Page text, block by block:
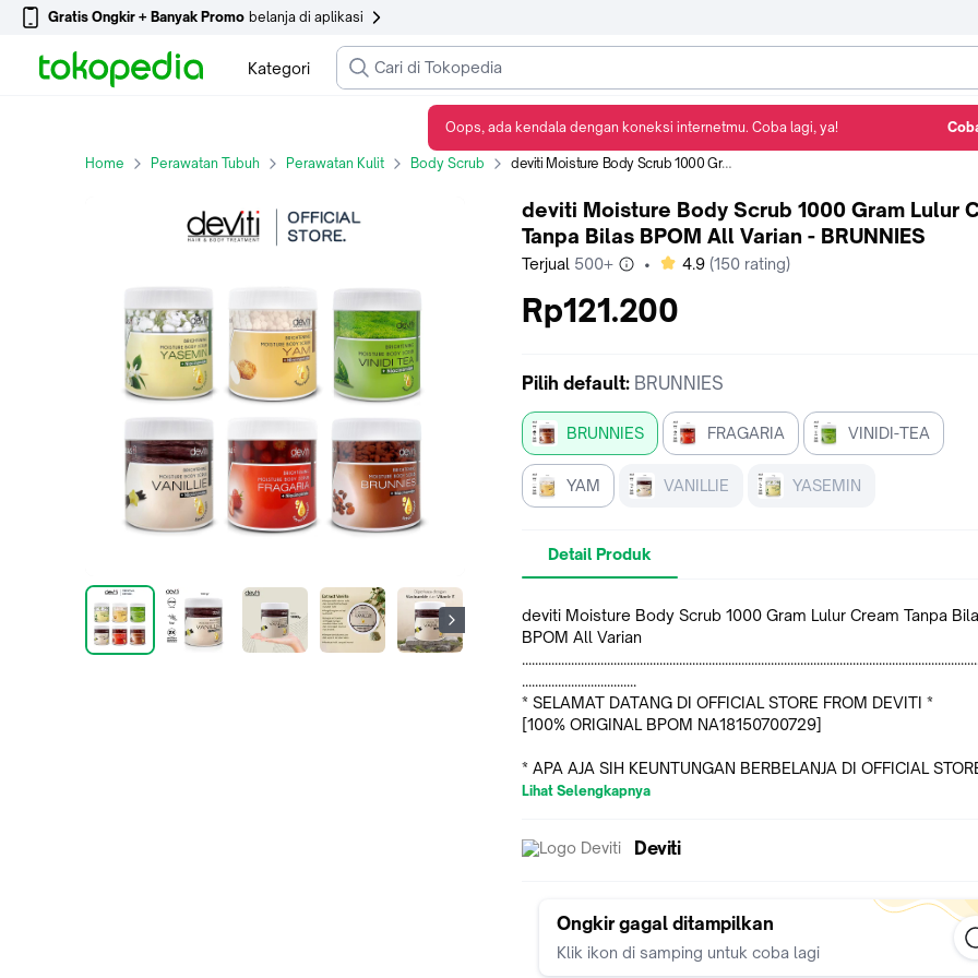
Gratis Ongkir + Banyak Promo belanja di aplikasi
Kategori
Home Perawatan Tubuh Perawatan Kulit Body Scrub deviti Moisture Body Scrub 1000 Gram Lulur Cream Tanpa Bilas BPOM All Varian - BRUNNIES
deviti Moisture Body Scrub 1000 Gram Lulur
Tanpa Bilas BPOM All Varian - BRUNNIES
Terjual 500+ • bintang
4.9 (150 rating)
Rp121.200
Pilih default: BRUNNIES
BRUNNIES FRAGARIA VINIDI-TEA
YAM VANILLIE YASEMIN
Detail Produk
deviti Moisture Body Scrub 1000 Gram Lulur Cream Tanpa
BPOM All Varian
...................................
* SELAMAT DATANG DI OFFICIAL STORE FROM DEVITI *
[100% ORIGINAL BPOM NA18150700729]
* APA AJA SIH KEUNTUNGAN BERBELANJA DI OFFICIAL
DEVITI *
✔ Packaging dan pengiriman super aman, free packing,
Ukuran produk ± 12 x 12 x 13 cm, kemasan 1 kg, masa
tahun dari tanggal produksi
Lihat Selengkapnya
Deviti
Ongkir gagal ditampilkan
Klik ikon di samping untuk coba lagi
Oops, ada kendala dengan koneksi internetmu. Coba lagi, ya!